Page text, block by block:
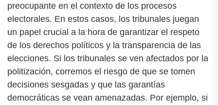
preocupante en el contexto de los procesos
electorales. En estos casos, los tribunales juegan
un papel crucial a la hora de garantizar el respeto
de los derechos políticos y la transparencia de las
elecciones. Si los tribunales se ven afectados por la
politización, corremos el riesgo de que se tomen
decisiones sesgadas y que las garantías
democráticas se vean amenazadas. Por ejemplo, si